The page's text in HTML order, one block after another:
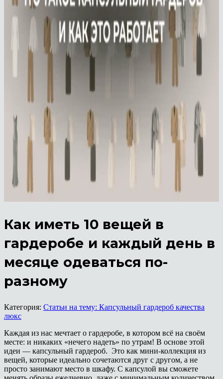
Как иметь 10 вещей в
гардеробе и каждый день в
месяце одеваться по-
разному
Категория: Статьи на тему: Капсульный гардероб качества
люкс
Каждая из нас мечтает о гардеробе, в котором всё на своём
месте: и никаких «нечего надеть» по утрам! В основе этой
идеи — капсульный гардероб. Это как мини-коллекция из
вещей, которые идеально сочетаются друг с другом, а не
просто занимают место в шкафу. С капсулой вы сможете